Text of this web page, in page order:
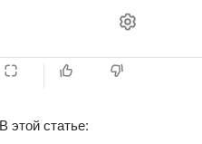
В этой статье: